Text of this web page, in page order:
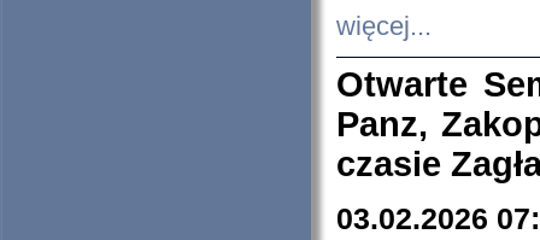
więcej...
Otwarte
Panz,
czasie
03.02.2026